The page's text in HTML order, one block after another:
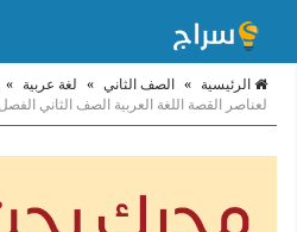
الرئيسية » الصف الثاني » لغة عربية »
لعناصر القصة اللغة العربية الصف الثاني